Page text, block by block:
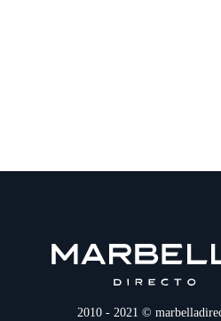
2010 - 2021 ©